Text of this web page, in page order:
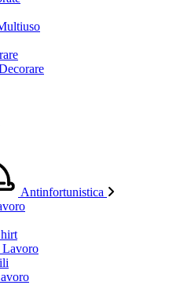
Antinfortunistica
Lavoro